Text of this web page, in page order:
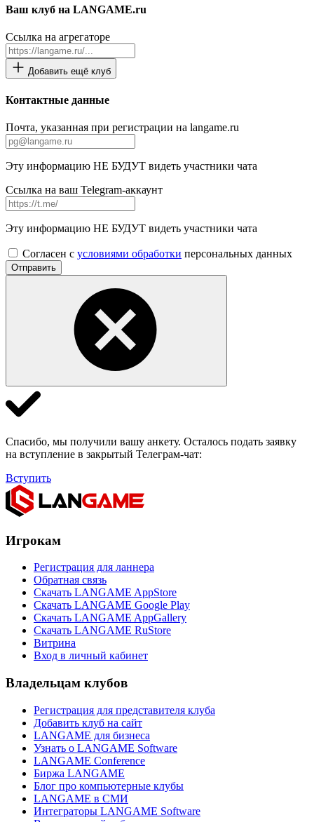
Ваш клуб на LANGAME.ru
Ссылка на агрегаторе
Добавить ещё клуб
Контактные данные
Почта, указанная при регистрации на langame.ru
Эту информацию НЕ БУДУТ видеть участники чата
Ссылка на ваш Telegram-аккаунт
Эту информацию НЕ БУДУТ видеть участники чата
Согласен с условиями обработки персональных данных
Отправить
Спасибо, мы получили вашу анкету. Осталось подать заявку
на вступление в закрытый Телеграм-чат:
Вступить
Игрокам
Регистрация для ланнера
Обратная связь
Скачать LANGAME AppStore
Скачать LANGAME Google Play
Скачать LANGAME AppGallery
Скачать LANGAME RuStore
Витрина
Вход в личный кабинет
Владельцам клубов
Регистрация для представителя клуба
Добавить клуб на сайт
LANGAME для бизнеса
Узнать о LANGAME Software
LANGAME Conference
Биржа LANGAME
Блог про компьютерные клубы
LANGAME в СМИ
Интеграторы LANGAME Software